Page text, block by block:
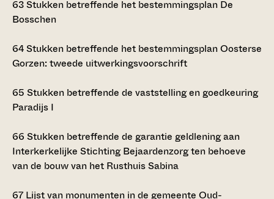
63Stukken betreffende het bestemmingsplan De
Bosschen
64Stukken betreffende het bestemmingsplan Oosterse
Gorzen: tweede uitwerkingsvoorschrift
65 Stukken betreffende de vaststelling en goedkeuring
Paradijs I
66 Stukken betreffende de garantie geldlening aan
Interkerkelijke Stichting Bejaardenzorg ten behoeve
van de bouw van het Rusthuis Sabina
67 Lijst van monumenten in de gemeente Oud-